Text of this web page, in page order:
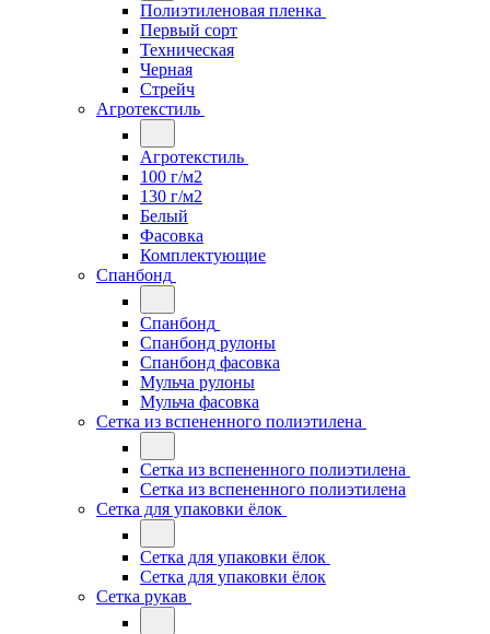
Полиэтиленовая пленка
Первый сорт
Техническая
Черная
Стрейч
Агротекстиль
Агротекстиль
100 г/м2
130 г/м2
Белый
Фасовка
Комплектующие
Спанбонд
Спанбонд
Спанбонд рулоны
Спанбонд фасовка
Мульча рулоны
Мульча фасовка
Сетка из вспененного полиэтилена
Сетка из вспененного полиэтилена
Сетка из вспененного полиэтилена
Сетка для упаковки ёлок
Сетка для упаковки ёлок
Сетка для упаковки ёлок
Сетка рукав